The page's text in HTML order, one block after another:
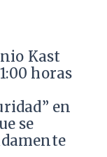
Kast
horas
en
se